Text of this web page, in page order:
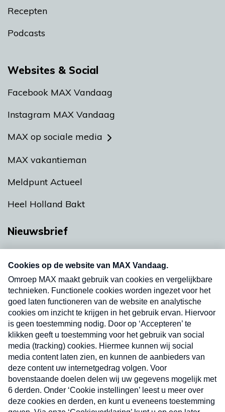
Recepten
Podcasts
Websites & Social
Facebook MAX Vandaag
Instagram MAX Vandaag
MAX op sociale media
MAX vakantieman
Meldpunt Actueel
Heel Holland Bakt
Nieuwsbrief
nieuwsbrief. Elke vrijdag- en dinsdagochtend in
uw mailbox.
Verzend
Nieuwsbrief